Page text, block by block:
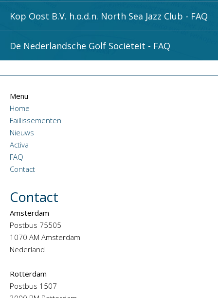
Kop Oost B.V. h.o.d.n. North Sea Jazz Club - FAQ
De Nederlandsche Golf Sociëteit - FAQ
Menu
Home
Faillissementen
Nieuws
Activa
FAQ
Contact
Contact
Amsterdam
Postbus 75505
1070 AM Amsterdam
Nederland
Rotterdam
Postbus 1507